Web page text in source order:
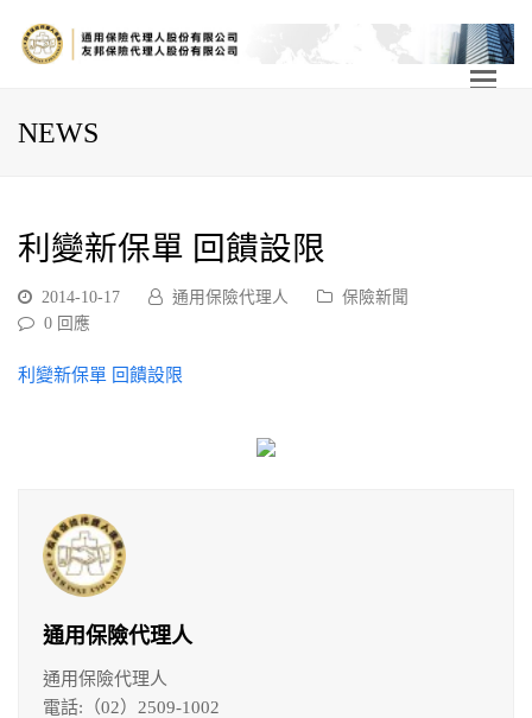
NEWS
利變新保單 回饋設限
2014-10-17 通用保險代理人
保險新聞
0 回應
利變新保單 回饋設限
通用保險代理人
通用保險代理人
電話:（02）2509-1002